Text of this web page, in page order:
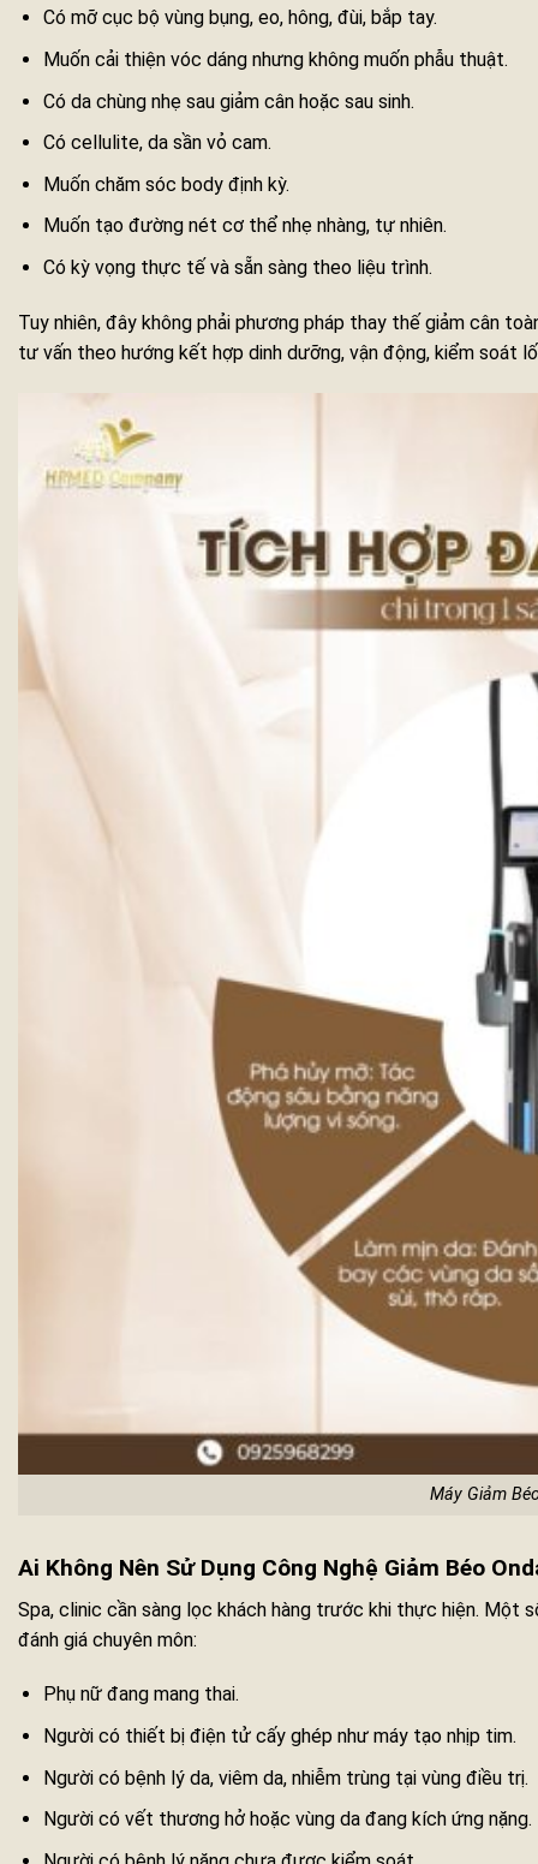
Có mỡ cục bộ vùng bụng, eo, hông, đùi, bắp tay.
Muốn cải thiện vóc dáng nhưng không muốn phẫu thuật.
Có da chùng nhẹ sau giảm cân hoặc sau sinh.
Có cellulite, da sần vỏ cam.
Muốn chăm sóc body định kỳ.
Muốn tạo đường nét cơ thể nhẹ nhàng, tự nhiên.
Có kỳ vọng thực tế và sẵn sàng theo liệu trình.
Tuy nhiên, đây không phải phương pháp thay thế giảm cân
tư vấn theo hướng kết hợp dinh dưỡng, vận động, kiểm soát
Máy Giảm
Ai Không Nên Sử Dụng Công Nghệ Giảm Béo
Spa, clinic cần sàng lọc khách hàng trước khi thực hiện. Một
đánh giá chuyên môn:
Phụ nữ đang mang thai.
Người có thiết bị điện tử cấy ghép như máy tạo nhịp tim.
Người có bệnh lý da, viêm da, nhiễm trùng tại vùng điều trị.
Người có vết thương hở hoặc vùng da đang kích ứng nặng.